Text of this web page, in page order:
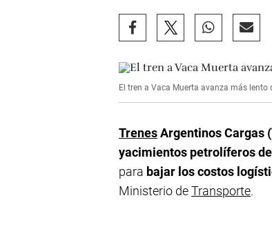
El tren a Vaca Muerta avanza más lento
TrenesArgentinos Cargas
yacimientos petrolíferos
para bajar los costos
Ministerio deTransporte.